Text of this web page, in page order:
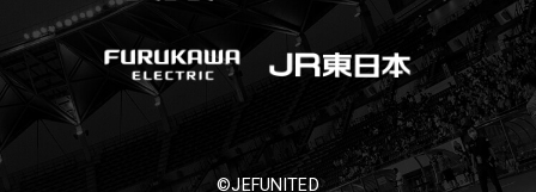
©JEFUNITED